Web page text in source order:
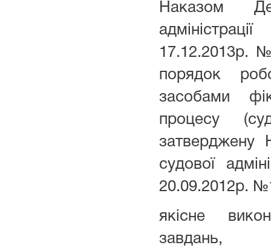
Наказом
17.12.2013р.
порядок
засобами
процесу
затверджену
судової
20.09.2012р.
якісне
завдань,